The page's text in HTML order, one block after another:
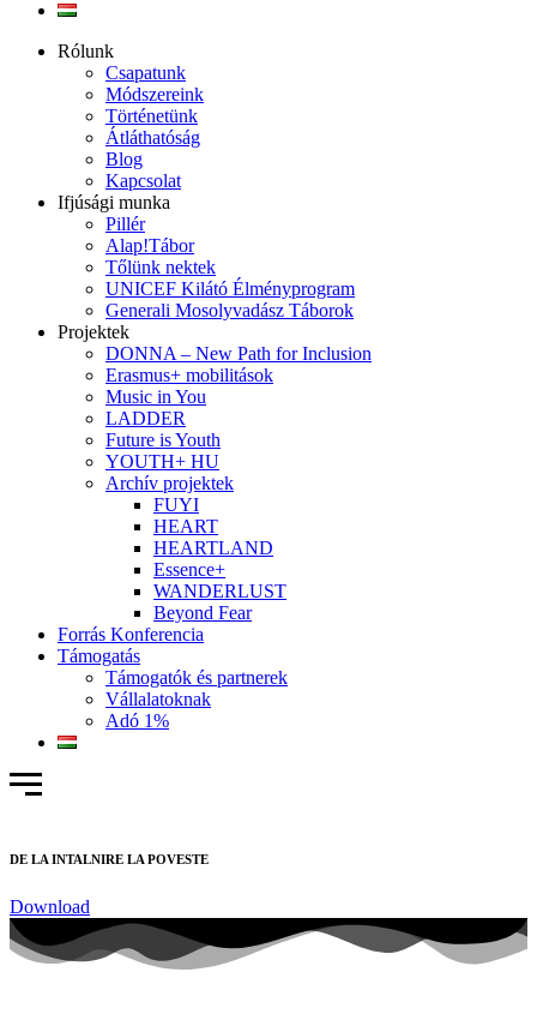
Rólunk
Csapatunk
Módszereink
Történetünk
Átláthatóság
Blog
Kapcsolat
Ifjúsági munka
Pillér
Alap!Tábor
Tőlünk nektek
UNICEF Kilátó Élményprogram
Generali Mosolyvadász Táborok
Projektek
DONNA – New Path for Inclusion
Erasmus+ mobilitások
Music in You
LADDER
Future is Youth
YOUTH+ HU
Archív projektek
FUYI
HEART
HEARTLAND
Essence+
WANDERLUST
Beyond Fear
Forrás Konferencia
Támogatás
Támogatók és partnerek
Vállalatoknak
Adó 1%
DE LA INTALNIRE LA POVESTE
Download